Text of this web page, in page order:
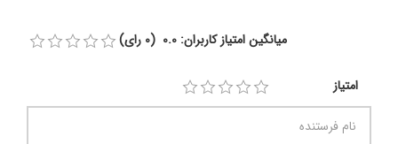
میانگین امتیاز کاربران: 0.0 (0 رای)
امتیاز